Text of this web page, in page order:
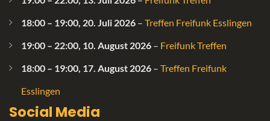
18:00 – 19:00, 20. Juli 2026 – Treffen Freifunk Esslingen
19:00 – 22:00, 10. August 2026 – Freifunk Treffen
18:00 – 19:00, 17. August 2026 – Treffen Freifunk
Esslingen
Social Media